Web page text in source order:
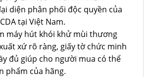
diện phân phối độc quyền của
tại Việt Nam.
máy hút khói khử mùi thương
xứ rõ ràng, giấy tờ chức minh
đủ giúp cho người mua có thể
phẩm của hãng.